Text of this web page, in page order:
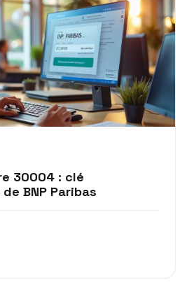
30004 : clé
BNP Paribas